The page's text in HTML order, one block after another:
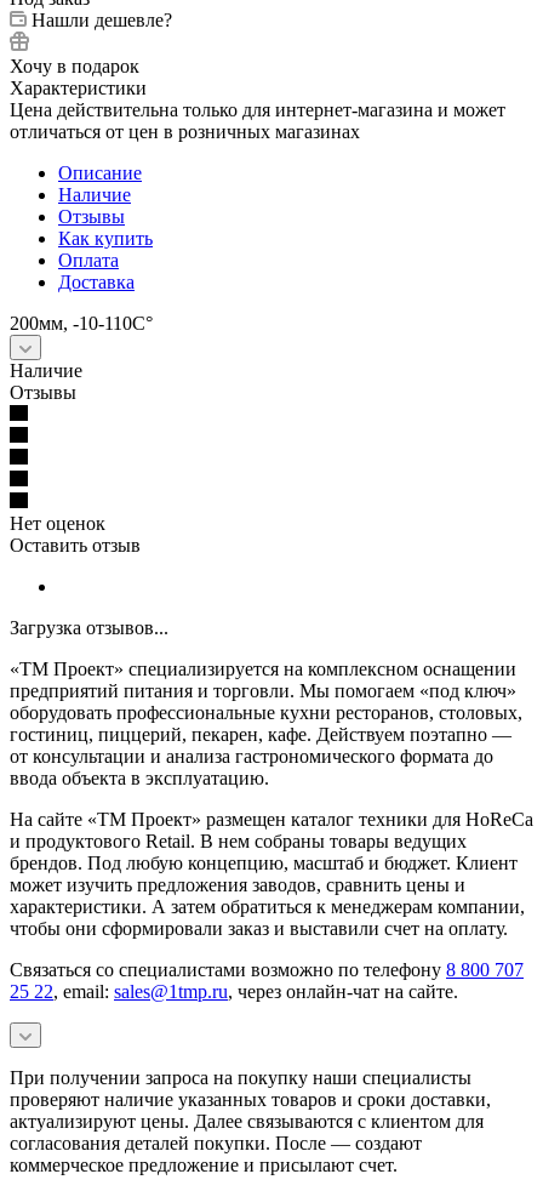
Нашли дешевле?
Хочу в подарок
Характеристики
Цена действительна только для интернет-магазина и может
отличаться от цен в розничных магазинах
Описание
Наличие
Отзывы
Как купить
Оплата
Доставка
200мм, -10-110С°
Наличие
Отзывы
Нет оценок
Оставить отзыв
Загрузка отзывов...
«ТМ Проект» специализируется на комплексном оснащении
предприятий питания и торговли. Мы помогаем «под ключ»
оборудовать профессиональные кухни ресторанов, столовых,
гостиниц, пиццерий, пекарен, кафе. Действуем поэтапно —
от консультации и анализа гастрономического формата до
ввода объекта в эксплуатацию.
На сайте «ТМ Проект» размещен каталог техники для HoReCa
и продуктового Retail. В нем собраны товары ведущих
брендов. Под любую концепцию, масштаб и бюджет. Клиент
может изучить предложения заводов, сравнить цены и
характеристики. А затем обратиться к менеджерам компании,
чтобы они сформировали заказ и выставили счет на оплату.
Связаться со специалистами возможно по телефону 8 800 707
25 22, email: sales@1tmp.ru, через онлайн-чат на сайте.
При получении запроса на покупку наши специалисты
проверяют наличие указанных товаров и сроки доставки,
актуализируют цены. Далее связываются с клиентом для
согласования деталей покупки. После — создают
коммерческое предложение и присылают счет.